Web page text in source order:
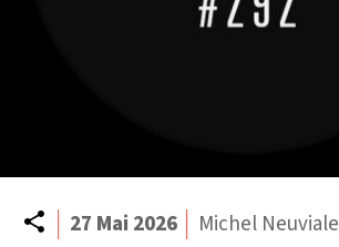
Partager
27 Mai 2026 Michel Neuviale